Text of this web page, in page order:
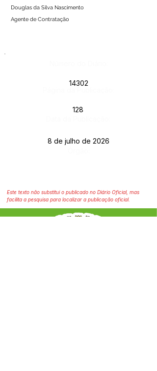
Douglas da Silva Nascimento
Agente de Contratação
14302
128
8 de julho de 2026
Este texto não substitui o publicado no Diário Oficial, mas
facilita a pesquisa para localizar a publicação oficial.